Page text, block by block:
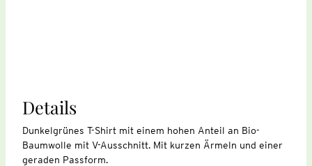
Details
Dunkelgrünes T-Shirt mit einem hohen Anteil an Bio-
Baumwolle mit V-Ausschnitt. Mit kurzen Ärmeln und einer
geraden Passform.